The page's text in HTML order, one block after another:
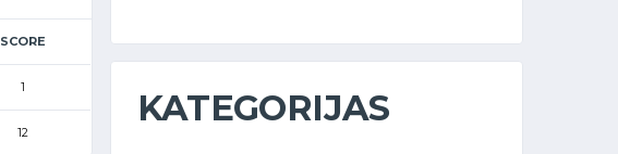
SCORE
1
12
KATEGORIJAS